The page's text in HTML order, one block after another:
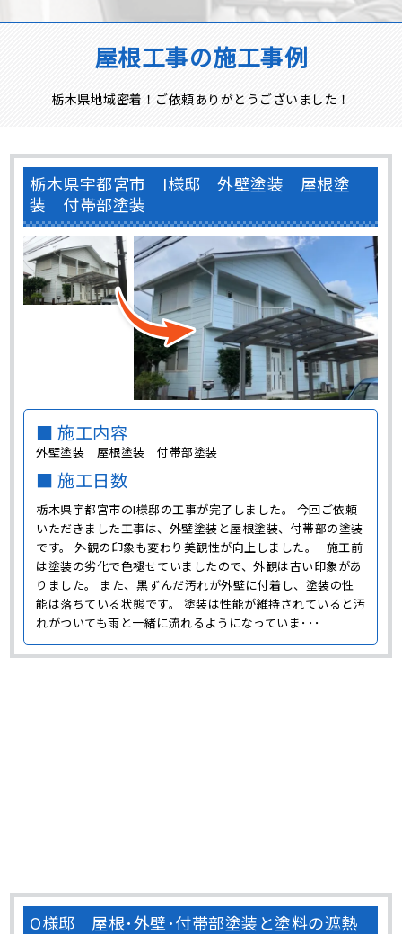
屋根工事の施工事例
栃木県地域密着！ご依頼ありがとうございました！
栃木県宇都宮市 I様邸 外壁塗装 屋根塗
装 付帯部塗装
■ 施工内容
外壁塗装 屋根塗装 付帯部塗装
■ 施工日数
栃木県宇都宮市のI様邸の工事が完了しました。 今回ご依頼
いただきました工事は、外壁塗装と屋根塗装、付帯部の塗装
です。 外観の印象も変わり美観性が向上しました。 施工前
は塗装の劣化で色褪せていましたので、外観は古い印象があ
りました。 また、黒ずんだ汚れが外壁に付着し、塗装の性
能は落ちている状態です。 塗装は性能が維持されていると汚
れがついても雨と一緒に流れるようになっていま･･･
O様邸 屋根･外壁･付帯部塗装と塗料の遮熱